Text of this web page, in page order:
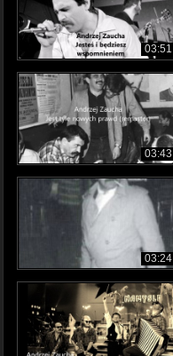
03:51
03:43
03:24